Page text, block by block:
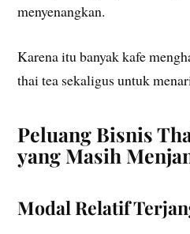
menyenangkan.
Karena itu banyak kafe
thai tea sekaligus untuk
Peluang Bisnis
yang Masih
Modal Relatif